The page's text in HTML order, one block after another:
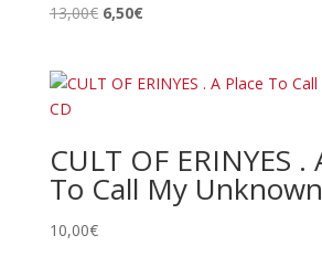
13,00€ Le
était :
6,50€Le
est :
CULT OF ERINYES .
To Call My
10,00€